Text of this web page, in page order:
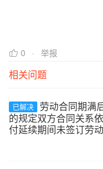
0 举报
相关问题
已解决
劳动合同期满
的规定双方合同关系
付延续期间未签订劳